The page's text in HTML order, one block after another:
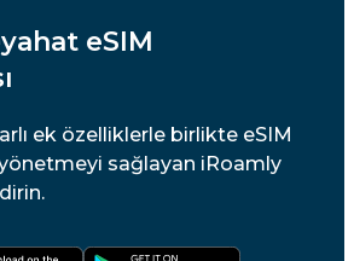
eSIM
ek özelliklerle birlikte eSIM
yönetmeyi sağlayan iRoamly